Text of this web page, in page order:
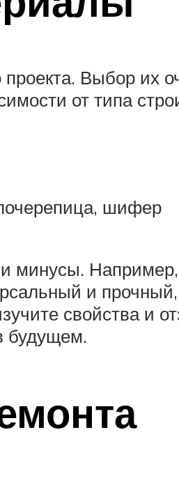
Выбор их
от типа
шифер
и прочный,
свойства
будущем.